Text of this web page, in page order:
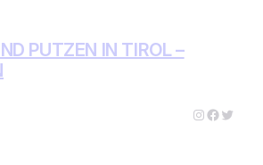
PUTZEN IN TIROL –
Instagram
Twitter